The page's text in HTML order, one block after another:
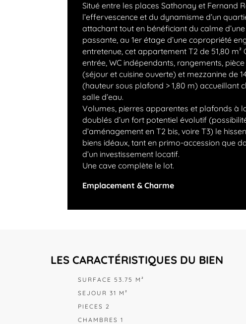
Situé entre les places Sathonay et Fernand
l’effervescence et du dynamisme d’un
attachant tout en bénéficiant du calme
passante, au 1er étage d’une copropriété
entretenue, cet appartement T2 de 51,80 m²
entrée, WC indépendants, rangements, pièce
(séjour et cuisine ouverte) et mezzanine de
(hauteur sous plafond > 1,80 m) accueillant
salle d’eau.
Volumes, pierres apparentes et plafonds à
doublés d’un fort potentiel évolutif
d’aménagement en T2 bis, voire T3) le
biens idéaux, tant en primo-accession que
d’un investissement locatif.
Une cave complète le lot.
Emplacement & Charme
LES CARACTÉRISTIQUES DU BIEN
SURFACE 53.75 M²
SEJOUR 31 M²
PIECES 2
CHAMBRES 1